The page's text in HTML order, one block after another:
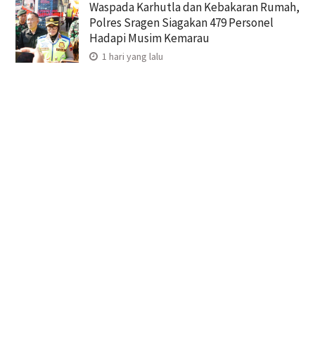
Waspada Karhutla dan Kebakaran Rumah,
Polres Sragen Siagakan 479 Personel
Hadapi Musim Kemarau
1 hari yang lalu